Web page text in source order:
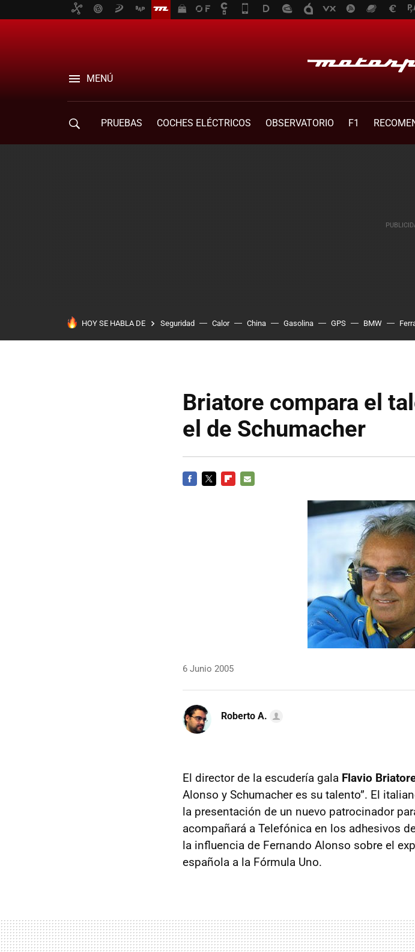
MENÚ
PRUEBAS COCHES ELÉCTRICOS OBSERVATORIO F1
HOY SE HABLA DE Seguridad Calor China Gasolina GPS BMW
Briatore compara el
el de Schumacher
6 Junio 2005
Roberto A.
El director de la escudería gala Flavio
Alonso y Schumacher es su talento”. El
la presentación de un nuevo patrocinador
acompañará a Telefónica en los adhesivos
la influencia de Fernando Alonso sobre el
española a la Fórmula Uno.